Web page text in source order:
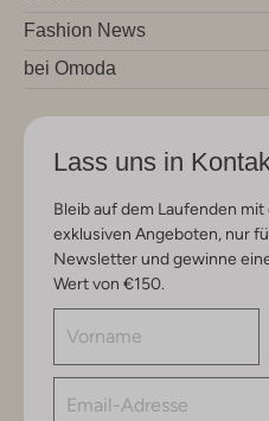
Fashion News
bei Omoda
Lass uns in
Bleib auf dem Laufenden
exklusiven Angeboten, nur
Newsletter und gewinne
Wert von €150.